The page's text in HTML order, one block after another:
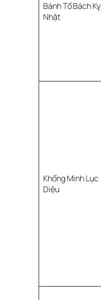
Bành Tổ Bách Kỵ
Nhật
Khổng Minh Lục
Diệu